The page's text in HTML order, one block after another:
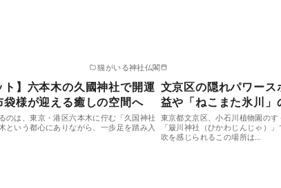
猫がいる神社仏閣
ト】六本木の久國神社で開運
様が迎える癒しの空間へ
のは、東京・港区六本木に佇む「久国神社
という都心にありながら、一歩足を踏み入
文京区の隠れパワー
益や「ねこまた氷川
東京都文京区、小石川植物園の
「簸川神社（ひかわじんじゃ）
吹を感じられるこの場所は…